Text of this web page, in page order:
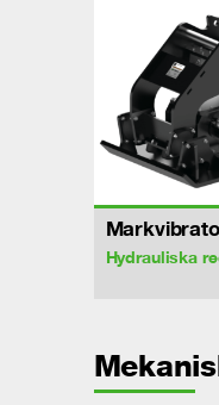
Hydrauliska